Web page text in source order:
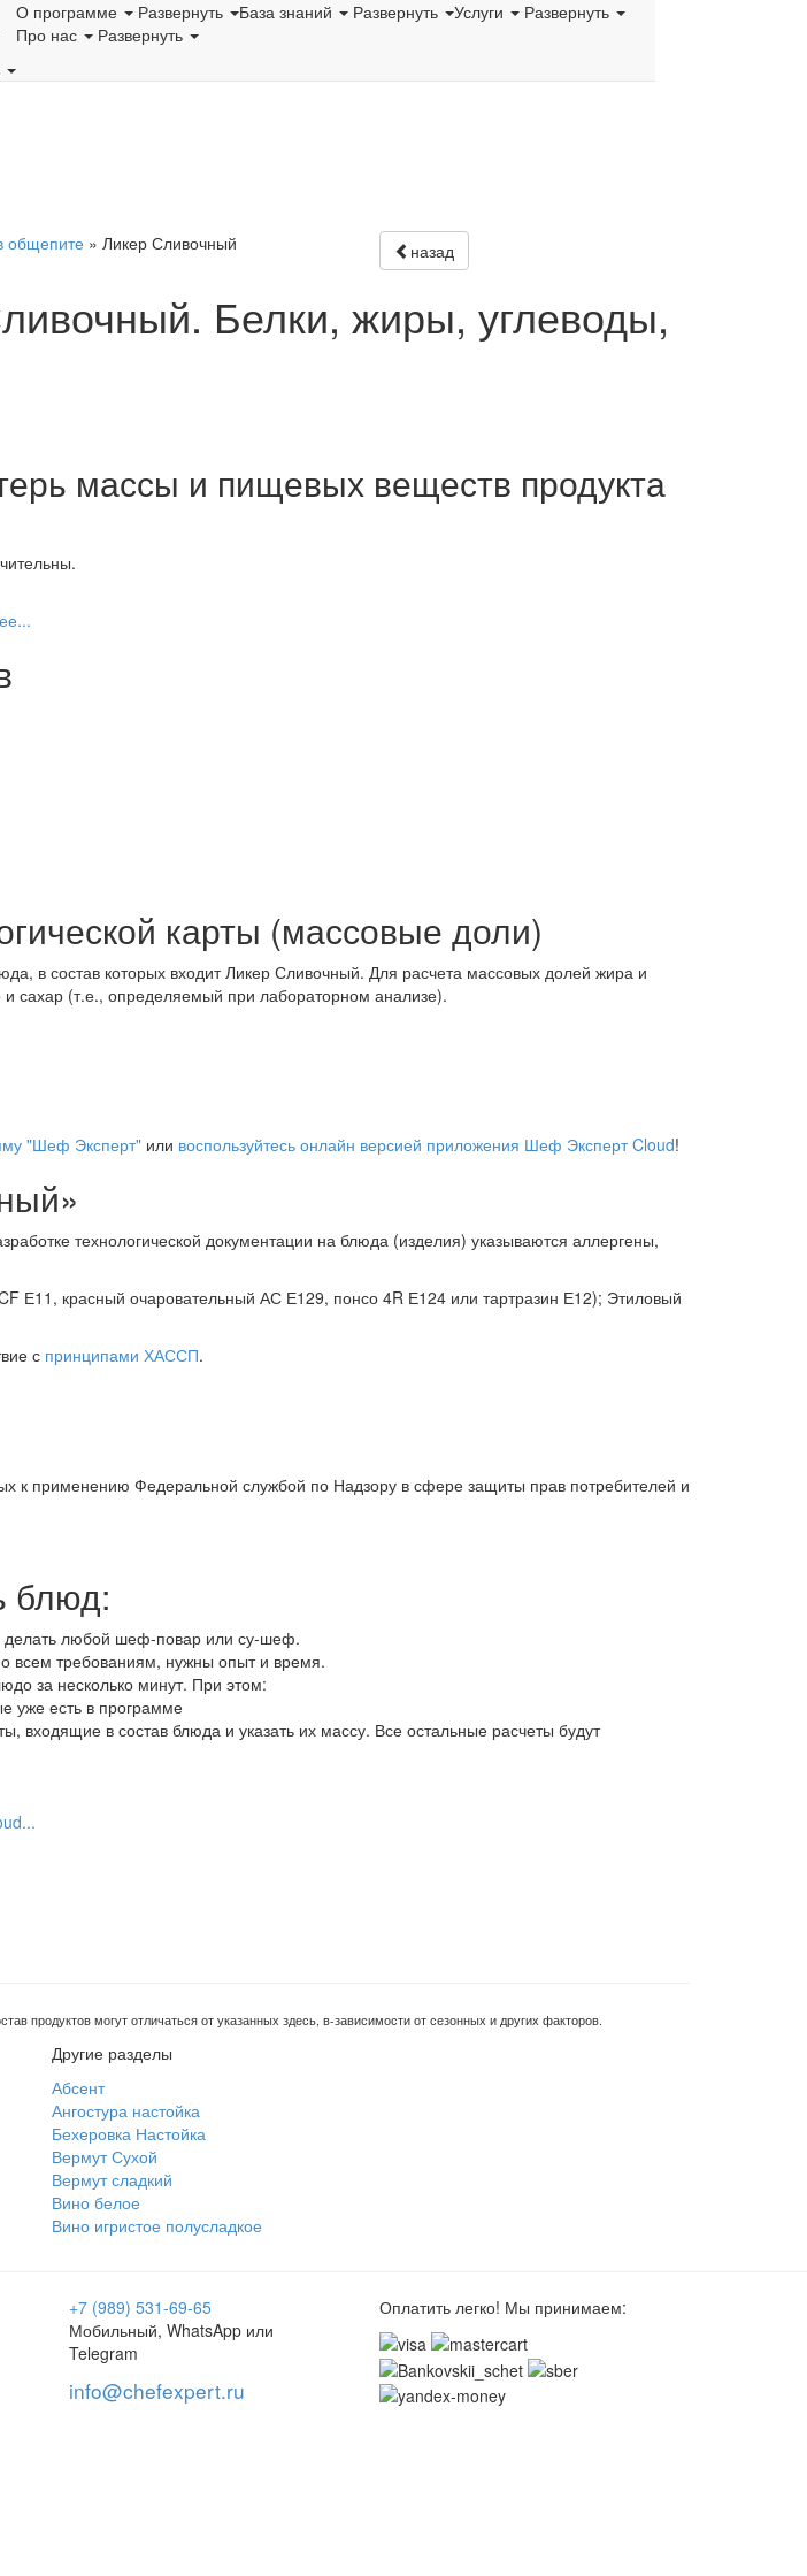
О программе Развернуть База знаний Развернуть Услуги
Развернуть
Про нас
Развернуть
общепите » Ликер Сливочный назад
Белки, жиры, углеводы,
массы и пищевых веществ продукта
карты (массовые доли)
в состав которых входит Ликер Сливочный. Для расчета массовых долей жира и
сахар (т.е., определяемый при лабораторном анализе).
"Шеф Эксперт" или воспользуйтесь онлайн версией приложения Шеф Эксперт Cloud!
технологической документации на блюда (изделия) указываются аллергены,
Е11, красный очаровательный АС Е129, понсо 4R Е124 или тартразин Е12); Этиловый
с принципами ХАССП.
к применению Федеральной службой по Надзору в сфере защиты прав потребителей и
блюд:
делать любой шеф-повар или су-шеф.
всем требованиям, нужны опыт и время.
за несколько минут. При этом:
уже есть в программе
входящие в состав блюда и указать их массу. Все остальные расчеты будут
продуктов могут отличаться от указанных здесь, в-зависимости от сезонных и других факторов.
Другие разделы
Абсент
Ангостура настойка
Бехеровка Настойка
Вермут Сухой
Вермут сладкий
Вино белое
Вино игристое полусладкое
+7 (989) 531-69-65
Мобильный, WhatsApp или
Telegram
info@chefexpert.ru
Оплатить легко! Мы принимаем: